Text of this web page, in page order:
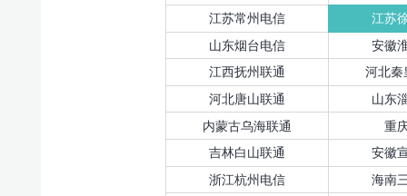
江苏常州电信
江苏
山东烟台电信
安徽
江西抚州联通
河北秦
河北唐山联通
山东
内蒙古乌海联通
重
吉林白山联通
安徽
浙江杭州电信
海南